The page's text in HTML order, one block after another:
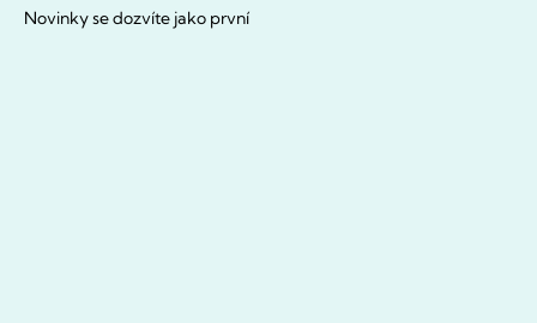
Novinky se dozvíte jako první